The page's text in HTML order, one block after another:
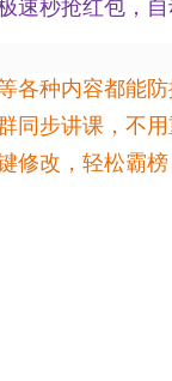
速秒抢红包，
各种内容都能
同步讲课，不用
修改，轻松霸